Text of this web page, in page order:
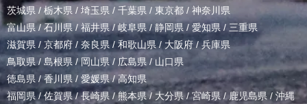
茨城県 / 栃木県 / 埼玉県 / 千葉県 / 東京都 / 神奈川県
富山県 /石川県/福井県/岐阜県 / 静岡県 / 愛知県 / 三重県
滋賀県 / 京都府 / 奈良県 / 和歌山県/ 大阪府 /兵庫県
鳥取県/ 島根県 /岡山県/ 広島県 / 山口県
徳島県 /香川県 / 愛媛県/高知県
福岡県/佐賀県/長崎県 /熊本県/ 大分県/宮崎県 /鹿児島県 / 沖縄